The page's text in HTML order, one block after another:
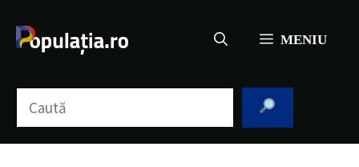
conținut
MENIU